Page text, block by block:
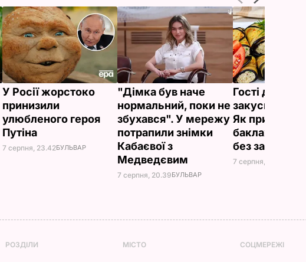
У Росії жорстоко
принизили
улюбленого героя
Путіна
7 серпня, 23.42БУЛЬВАР
"Дімка був наче
нормальний, поки не
збухався". У мережу
потрапили знімки
Кабаєвої з
Медведєвим
7 серпня, 20.39БУЛЬВАР
Гості
закуска з
Як
баклажанні
без зайвого
7 серпня, 20.16
РОЗДІЛИ МІСТО СОЦМЕРЕЖІ